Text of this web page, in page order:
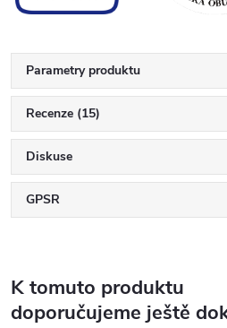
Parametry produktu
Recenze (15)
Diskuse
GPSR
K tomuto produktu
doporučujeme ještě